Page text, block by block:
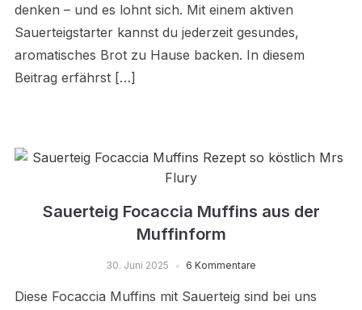
denken – und es lohnt sich. Mit einem aktiven
Sauerteigstarter kannst du jederzeit gesundes,
aromatisches Brot zu Hause backen. In diesem
Beitrag erfährst […]
Sauerteig Focaccia Muffins aus der
Muffinform
30. Juni 2025 6 Kommentare
Diese Focaccia Muffins mit Sauerteig sind bei uns